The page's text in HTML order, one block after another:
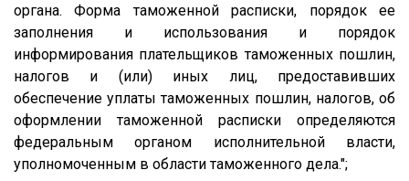
органа. Форма таможенной расписки, порядок ее
заполнения и использования и порядок
информирования плательщиков таможенных пошлин,
налогов и (или) иных лиц, предоставивших
обеспечение уплаты таможенных пошлин, налогов, об
оформлении таможенной расписки определяются
федеральным органом исполнительной власти,
уполномоченным в области таможенного дела.";